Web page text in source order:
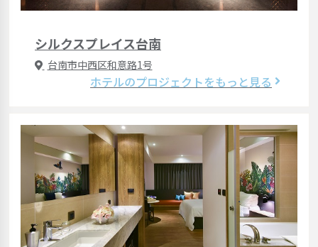
シルクスプレイス台南
台南市中西区和意路1号
ホテルのプロジェクトをもっと見る